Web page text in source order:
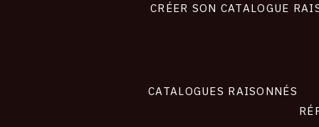
CRÉER SON CATALOGUE
CATALOGUES RAISONNÉS